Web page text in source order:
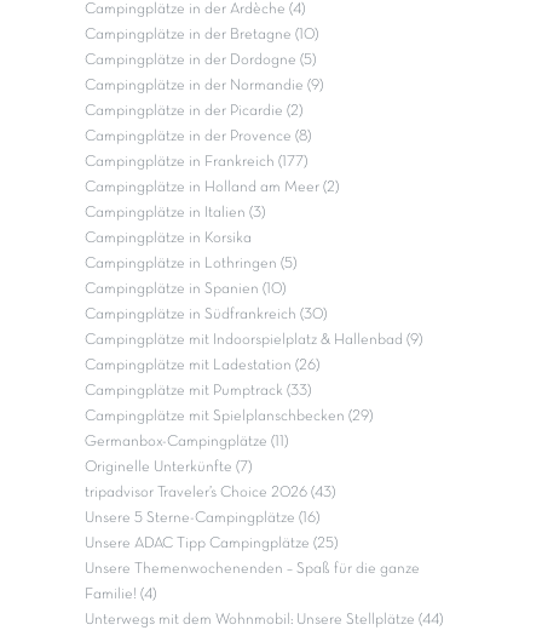
Campingplätze in der Ardèche (4)
Campingplätze in der Bretagne (10)
Campingplätze in der Dordogne (5)
Campingplätze in der Normandie (9)
Campingplätze in der Picardie (2)
Campingplätze in der Provence (8)
Campingplätze in Frankreich (177)
Campingplätze in Holland am Meer (2)
Campingplätze in Italien (3)
Campingplätze in Korsika
Campingplätze in Lothringen (5)
Campingplätze in Spanien (10)
Campingplätze in Südfrankreich (30)
Campingplätze mit Indoorspielplatz & Hallenbad (9)
Campingplätze mit Ladestation (26)
Campingplätze mit Pumptrack (33)
Campingplätze mit Spielplanschbecken (29)
Germanbox-Campingplätze (11)
Originelle Unterkünfte (7)
tripadvisor Traveler’s Choice 2026 (43)
Unsere 5 Sterne-Campingplätze (16)
Unsere ADAC Tipp Campingplätze (25)
Unsere Themenwochenenden – Spaß für die ganze
Familie! (4)
Unterwegs mit dem Wohnmobil: Unsere Stellplätze (44)